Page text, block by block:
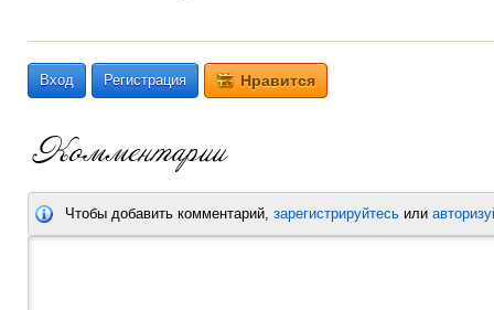
Вход Регистрация Нравится
Чтобы добавить комментарий, зарегистрируйтесь или